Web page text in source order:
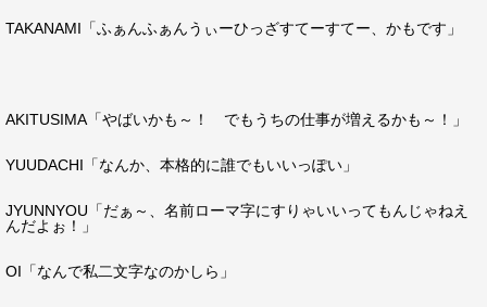
TAKANAMI「ふぁんふぁんうぃーひっざすてーすてー、かもです」
AKITUSIMA「やばいかも～！ でもうちの仕事が増えるかも～！」
YUUDACHI「なんか、本格的に誰でもいいっぽい」
JYUNNYOU「だぁ～、名前ローマ字にすりゃいいってもんじゃねえ
んだよぉ！」
OI「なんで私二文字なのかしら」